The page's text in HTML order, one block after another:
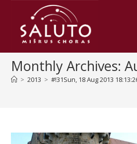
content
Monthly Archives:
> 2013 > #!31Sun, 18 Aug 2013